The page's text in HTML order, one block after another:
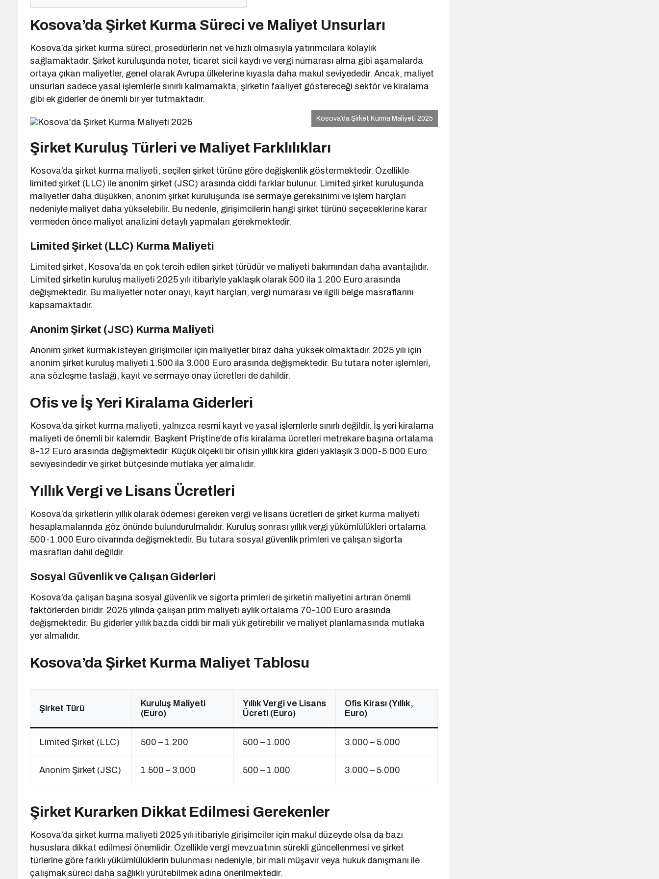
Kosova’da Şirket Kurma Süreci ve Maliyet Unsurları
Kosova’da şirket kurma süreci, prosedürlerin net ve hızlı olmasıyla yatırımcılara kolaylık
sağlamaktadır. Şirket kuruluşunda noter, ticaret sicil kaydı ve vergi numarası alma gibi aşamalarda
ortaya çıkan maliyetler, genel olarak Avrupa ülkelerine kıyasla daha makul seviyededir. Ancak, maliyet
unsurları sadece yasal işlemlerle sınırlı kalmamakta, şirketin faaliyet göstereceği sektör ve kiralama
gibi ek giderler de önemli bir yer tutmaktadır.
Kosova’da Şirket Kurma Maliyeti 2025
Şirket Kuruluş Türleri ve Maliyet Farklılıkları
Kosova’da şirket kurma maliyeti, seçilen şirket türüne göre değişkenlik göstermektedir. Özellikle
limited şirket (LLC) ile anonim şirket (JSC) arasında ciddi farklar bulunur. Limited şirket kuruluşunda
maliyetler daha düşükken, anonim şirket kuruluşunda ise sermaye gereksinimi ve işlem harçları
nedeniyle maliyet daha yükselebilir. Bu nedenle, girişimcilerin hangi şirket türünü seçeceklerine karar
vermeden önce maliyet analizini detaylı yapmaları gerekmektedir.
Limited Şirket (LLC) Kurma Maliyeti
Limited şirket, Kosova’da en çok tercih edilen şirket türüdür ve maliyeti bakımından daha avantajlıdır.
Limited şirketin kuruluş maliyeti 2025 yılı itibariyle yaklaşık olarak 500 ila 1.200 Euro arasında
değişmektedir. Bu maliyetler noter onayı, kayıt harçları, vergi numarası ve ilgili belge masraflarını
kapsamaktadır.
Anonim Şirket (JSC) Kurma Maliyeti
Anonim şirket kurmak isteyen girişimciler için maliyetler biraz daha yüksek olmaktadır. 2025 yılı için
anonim şirket kuruluş maliyeti 1.500 ila 3.000 Euro arasında değişmektedir. Bu tutara noter işlemleri,
ana sözleşme taslağı, kayıt ve sermaye onay ücretleri de dahildir.
Ofis ve İş Yeri Kiralama Giderleri
Kosova’da şirket kurma maliyeti, yalnızca resmi kayıt ve yasal işlemlerle sınırlı değildir. İş yeri kiralama
maliyeti de önemli bir kalemdir. Başkent Priştine’de ofis kiralama ücretleri metrekare başına ortalama
8-12 Euro arasında değişmektedir. Küçük ölçekli bir ofisin yıllık kira gideri yaklaşık 3.000-5.000 Euro
seviyesindedir ve şirket bütçesinde mutlaka yer almalıdır.
Yıllık Vergi ve Lisans Ücretleri
Kosova’da şirketlerin yıllık olarak ödemesi gereken vergi ve lisans ücretleri de şirket kurma maliyeti
hesaplamalarında göz önünde bulundurulmalıdır. Kuruluş sonrası yıllık vergi yükümlülükleri ortalama
500-1.000 Euro civarında değişmektedir. Bu tutara sosyal güvenlik primleri ve çalışan sigorta
masrafları dahil değildir.
Sosyal Güvenlik ve Çalışan Giderleri
Kosova’da çalışan başına sosyal güvenlik ve sigorta primleri de şirketin maliyetini artıran önemli
faktörlerden biridir. 2025 yılında çalışan prim maliyeti aylık ortalama 70-100 Euro arasında
değişmektedir. Bu giderler yıllık bazda ciddi bir mali yük getirebilir ve maliyet planlamasında mutlaka
yer almalıdır.
Kosova’da Şirket Kurma Maliyet Tablosu
Şirket Türü
Kuruluş Maliyeti
(Euro)
Yıllık Vergi ve Lisans
Ücreti (Euro)
Ofis Kirası (Yıllık,
Euro)
Limited Şirket (LLC) 500 – 1.200 500 – 1.000 3.000 – 5.000
Anonim Şirket (JSC) 1.500 – 3.000 500 – 1.000 3.000 – 5.000
Şirket Kurarken Dikkat Edilmesi Gerekenler
Kosova’da şirket kurma maliyeti 2025 yılı itibariyle girişimciler için makul düzeyde olsa da bazı
hususlara dikkat edilmesi önemlidir. Özellikle vergi mevzuatının sürekli güncellenmesi ve şirket
türlerine göre farklı yükümlülüklerin bulunması nedeniyle, bir mali müşavir veya hukuk danışmanı ile
çalışmak süreci daha sağlıklı yürütebilmek adına önerilmektedir.